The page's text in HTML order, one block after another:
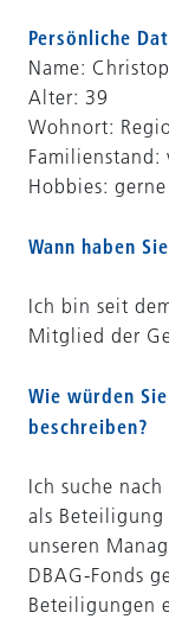
Persönliche
Name:
Alter: 39
Wohnort:
Hobbies:
Wann haben
Ich bin seit
Mitglied der
Wie würden
beschreiben?
Ich suche
als
unseren
DBAG-Fonds
Beteiligungen